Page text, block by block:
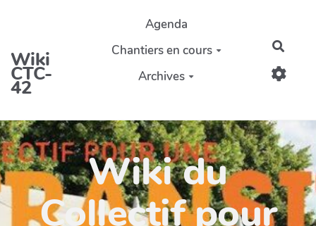
Aller au contenu principal
Wiki
CTC-
42
Agenda
Chantiers en cours
Archives
Wiki du
Collectif pour